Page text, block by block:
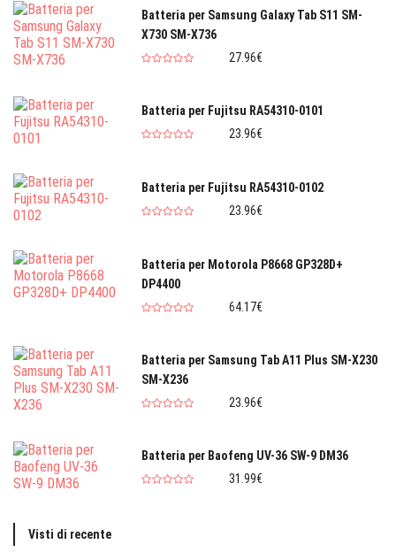
Batteria per Samsung Galaxy Tab S11 SM-
X730 SM-X736
27.96€
Batteria per Fujitsu RA54310-0101
23.96€
Batteria per Fujitsu RA54310-0102
23.96€
Batteria per Motorola P8668 GP328D+
DP4400
64.17€
Batteria per Samsung Tab A11 Plus SM-X230
SM-X236
23.96€
Batteria per Baofeng UV-36 SW-9 DM36
31.99€
Visti di recente